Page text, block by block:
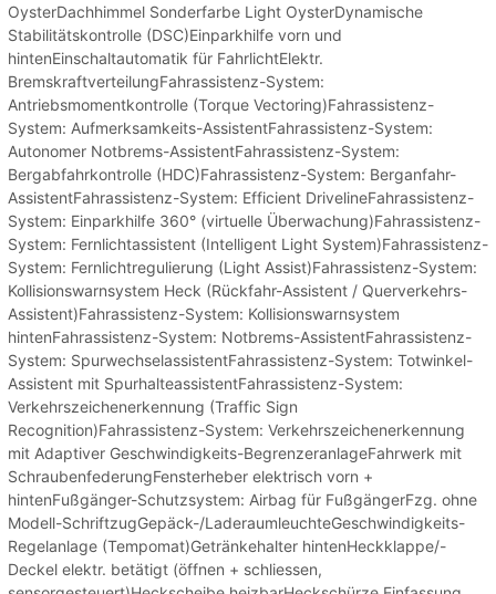
OysterDachhimmel Sonderfarbe Light OysterDynamische
Stabilitätskontrolle (DSC)Einparkhilfe vorn und
hintenEinschaltautomatik für FahrlichtElektr.
BremskraftverteilungFahrassistenz-System:
Antriebsmomentkontrolle (Torque Vectoring)Fahrassistenz-
System: Aufmerksamkeits-AssistentFahrassistenz-System:
Autonomer Notbrems-AssistentFahrassistenz-System:
Bergabfahrkontrolle (HDC)Fahrassistenz-System: Berganfahr-
AssistentFahrassistenz-System: Efficient DrivelineFahrassistenz-
System: Einparkhilfe 360° (virtuelle Überwachung)Fahrassistenz-
System: Fernlichtassistent (Intelligent Light System)Fahrassistenz-
System: Fernlichtregulierung (Light Assist)Fahrassistenz-System:
Kollisionswarnsystem Heck (Rückfahr-Assistent / Querverkehrs-
Assistent)Fahrassistenz-System: Kollisionswarnsystem
hintenFahrassistenz-System: Notbrems-AssistentFahrassistenz-
System: SpurwechselassistentFahrassistenz-System: Totwinkel-
Assistent mit SpurhalteassistentFahrassistenz-System:
Verkehrszeichenerkennung (Traffic Sign
Recognition)Fahrassistenz-System: Verkehrszeichenerkennung
mit Adaptiver Geschwindigkeits-BegrenzeranlageFahrwerk mit
SchraubenfederungFensterheber elektrisch vorn +
hintenFußgänger-Schutzsystem: Airbag für FußgängerFzg. ohne
Modell-SchriftzugGepäck-/LaderaumleuchteGeschwindigkeits-
Regelanlage (Tempomat)Getränkehalter hintenHeckklappe/-
Deckel elektr. betätigt (öffnen + schliessen,